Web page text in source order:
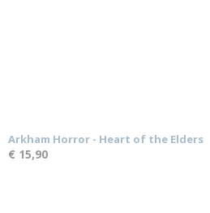
Arkham Horror - Heart of the Elders
€ 15,90